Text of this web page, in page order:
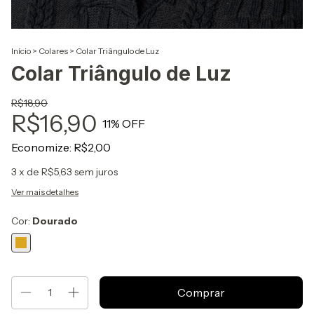
Início > Colares > Colar Triângulo de Luz
Colar Triângulo de Luz
R$18,90
R$16,90 11% OFF
Economize: R$2,00
3 x de R$5,63 sem juros
Ver mais detalhes
Cor: Dourado